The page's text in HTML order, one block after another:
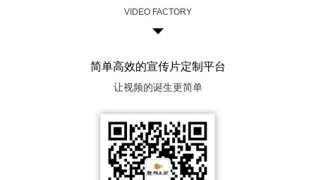
VIDEO FACTORY
简单高效的宣传片定制平台
让视频的诞生更简单